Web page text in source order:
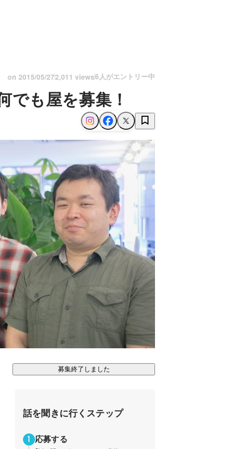
on 2015/05/272,011 views6人がエントリー中
でも屋を募集！
募集終了しました
話を聞きに行くステップ
応募する